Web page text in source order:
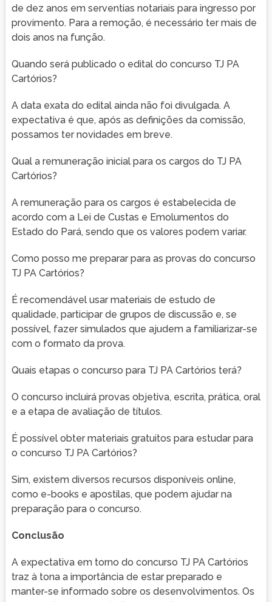
de dez anos em serventias notariais para ingresso por
provimento. Para a remoção, é necessário ter mais de
dois anos na função.
Quando será publicado o edital do concurso TJ PA
Cartórios?
A data exata do edital ainda não foi divulgada. A
expectativa é que, após as definições da comissão,
possamos ter novidades em breve.
Qual a remuneração inicial para os cargos do TJ PA
Cartórios?
A remuneração para os cargos é estabelecida de
acordo com a Lei de Custas e Emolumentos do
Estado do Pará, sendo que os valores podem variar.
Como posso me preparar para as provas do concurso
TJ PA Cartórios?
É recomendável usar materiais de estudo de
qualidade, participar de grupos de discussão e, se
possível, fazer simulados que ajudem a familiarizar-se
com o formato da prova.
Quais etapas o concurso para TJ PA Cartórios terá?
O concurso incluirá provas objetiva, escrita, prática, oral
e a etapa de avaliação de títulos.
É possível obter materiais gratuitos para estudar para
o concurso TJ PA Cartórios?
Sim, existem diversos recursos disponíveis online,
como e-books e apostilas, que podem ajudar na
preparação para o concurso.
Conclusão
A expectativa em torno do concurso TJ PA Cartórios
traz à tona a importância de estar preparado e
manter-se informado sobre os desenvolvimentos. Os